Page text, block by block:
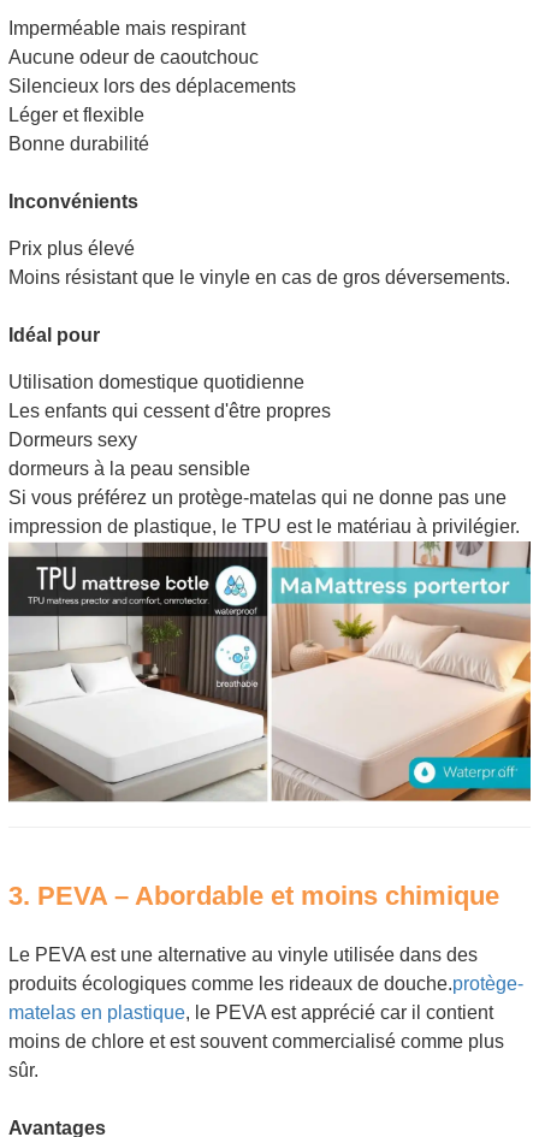
Imperméable mais respirant
Aucune odeur de caoutchouc
Silencieux lors des déplacements
Léger et flexible
Bonne durabilité
Inconvénients
Prix ​​plus élevé
Moins résistant que le vinyle en cas de gros déversements.
Idéal pour
Utilisation domestique quotidienne
Les enfants qui cessent d'être propres
Dormeurs sexy
dormeurs à la peau sensible
Si vous préférez un protège-matelas qui ne donne pas une
impression de plastique, le TPU est le matériau à privilégier.
3. PEVA – Abordable et moins chimique
Le PEVA est une alternative au vinyle utilisée dans des
produits écologiques comme les rideaux de douche.protège-
matelas en plastique, le PEVA est apprécié car il contient
moins de chlore et est souvent commercialisé comme plus
sûr.
Avantages